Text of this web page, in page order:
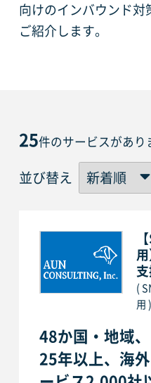
向けのインバウンド対
ご紹介します。
25件のサービスがあり
並び替え
(
用 )
48か国・地域
25年以上、海